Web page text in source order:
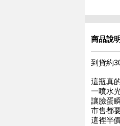
商品說明
到貨約
這瓶真
一噴水
讓臉蛋
市售都
這裡半